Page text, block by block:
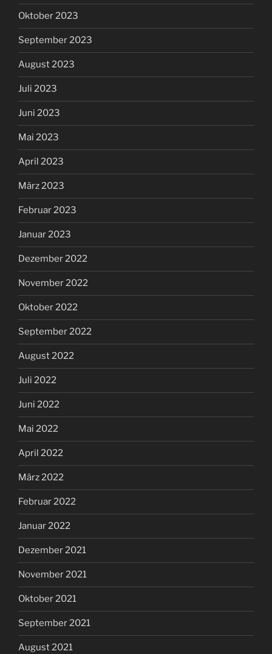
Oktober 2023
September 2023
August 2023
Juli 2023
Juni 2023
Mai 2023
April 2023
März 2023
Februar 2023
Januar 2023
Dezember 2022
November 2022
Oktober 2022
September 2022
August 2022
Juli 2022
Juni 2022
Mai 2022
April 2022
März 2022
Februar 2022
Januar 2022
Dezember 2021
November 2021
Oktober 2021
September 2021
August 2021